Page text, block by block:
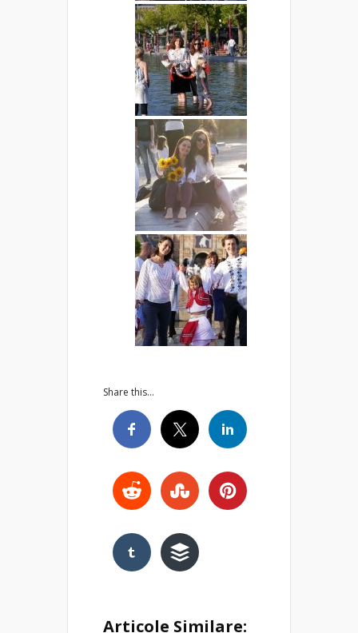
Share this...
Articole Similare: